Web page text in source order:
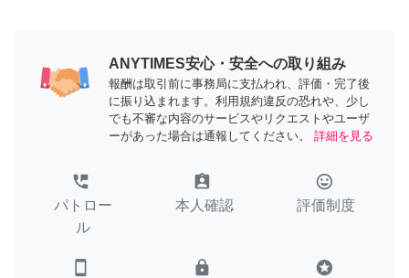
ANYTIMES安心・安全への取り組み
報酬は取引前に事務局に支払われ、評価・完了後
に振り込まれます。利用規約違反の恐れや、少し
でも不審な内容のサービスやリクエストやユーザ
ーがあった場合は通報してください。
詳細を見る
perm_phone_msg
パトロー
ル
assignment_ind
本人確認
tag_faces
評価制度
smartphone lock stars